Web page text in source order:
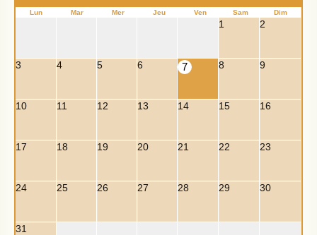
Lun Mar Mer Jeu Ven Sam Dim
1 2
3 4 5 6 7 8 9
10 11 12 13 14 15 16
17 18 19 20 21 22 23
24 25 26 27 28 29 30
31